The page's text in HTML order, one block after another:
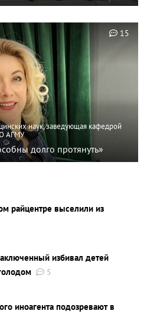
наук, заведующая кафедрой
АГМУ
долго протянуть»
15
райцентре выселили из
избивал детей
5
иноагента подозревают в